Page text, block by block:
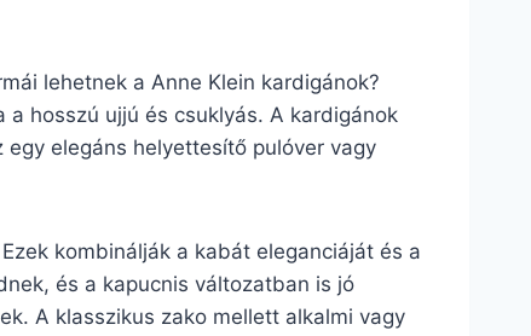
lehetnek a Anne Klein kardigánok?
hosszú ujjú és csuklyás. A kardigánok
elegáns helyettesítő pulóver vagy
kombinálják a kabát eleganciáját és a
és a kapucnis változatban is jó
A klasszikus zako mellett alkalmi vagy